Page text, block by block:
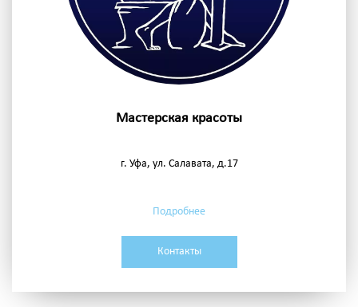
Мастерская красоты
г. Уфа, ул. Салавата, д.17
Подробнее
Контакты